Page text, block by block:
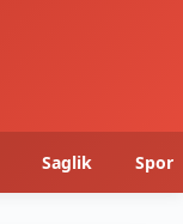
Saglik Spor